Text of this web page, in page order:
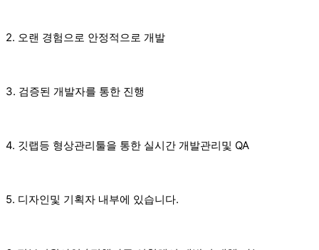
2. 오랜 경험으로 안정적으로 개발
3. 검증된 개발자를 통한 진행
4. 깃랩등 형상관리툴을 통한 실시간 개발관리및 QA
5. 디자인및 기획자 내부에 있습니다.